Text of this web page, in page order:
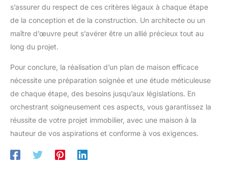
s’assurer du respect de ces critères légaux à chaque étape
de la conception et de la construction. Un architecte ou un
maître d’œuvre peut s’avérer être un allié précieux tout au
long du projet.
Pour conclure, la réalisation d’un plan de maison efficace
nécessite une préparation soignée et une étude méticuleuse
de chaque étape, des besoins jusqu’aux législations. En
orchestrant soigneusement ces aspects, vous garantissez la
réussite de votre projet immobilier, avec une maison à la
hauteur de vos aspirations et conforme à vos exigences.